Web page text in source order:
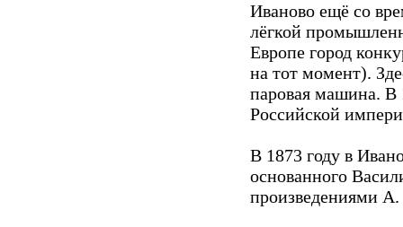
Иваново ещё со
лёгкой
Европе город
на тот момент).
паровая машина. В
Российской
В 1873 году в
основанного
произведениями